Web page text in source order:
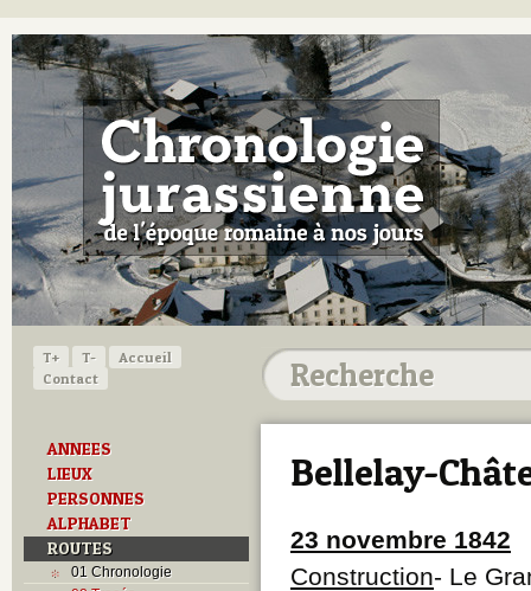
T+ T-
Accueil
Contact
ANNEES
LIEUX
PERSONNES
ALPHABET
ROUTES
01 Chronologie
Bellelay-
23 novembre 1842
Construction- Le